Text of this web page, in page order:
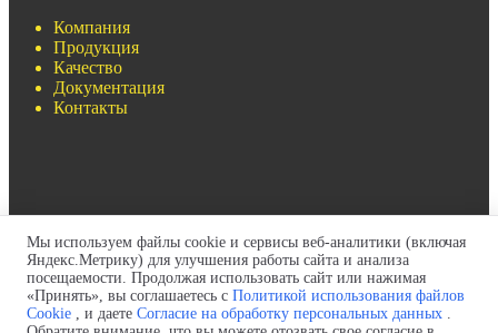
Компания
Продукция
Качество
Документация
Контакты
+7(499)322-97-93
+7(717)269-69-54
zapros@pult-krana.ru
Мы используем файлы cookie и сервисы веб-аналитики (включая
Яндекс.Метрику) для улучшения работы сайта и анализа
посещаемости. Продолжая использовать сайт или нажимая
«Принять», вы соглашаетесь с Политикой использования файлов
Cookie , и даете Согласие на обработку персональных данных .